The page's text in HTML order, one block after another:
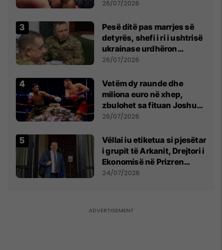
26/07/2026
Pesë ditë pas marrjes së
detyrës, shefi i ri i ushtrisë
ukrainase urdhëron
kontroll të madh
26/07/2026
Vetëm dy raunde dhe
miliona euro në xhep,
zbulohet sa fituan Joshua
e Prenga
26/07/2026
Vëllai iu etiketua si pjesëtar
i grupit të Arkanit, Drejtori i
Ekonomisë në Prizren
mohon pretendimet
24/07/2026